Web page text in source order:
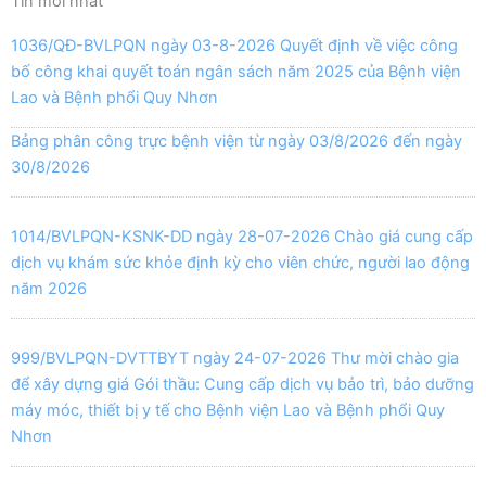
1036/QĐ-BVLPQN ngày 03-8-2026 Quyết định về việc công
bố công khai quyết toán ngân sách năm 2025 của Bệnh viện
Lao và Bệnh phổi Quy Nhơn
Bảng phân công trực bệnh viện từ ngày 03/8/2026 đến ngày
30/8/2026
1014/BVLPQN-KSNK-DD ngày 28-07-2026 Chào giá cung cấp
dịch vụ khám sức khỏe định kỳ cho viên chức, người lao động
năm 2026
999/BVLPQN-DVTTBYT ngày 24-07-2026 Thư mời chào gia
để xây dựng giá Gói thầu: Cung cấp dịch vụ bảo trì, bảo dưỡng
máy móc, thiết bị y tế cho Bệnh viện Lao và Bệnh phổi Quy
Nhơn